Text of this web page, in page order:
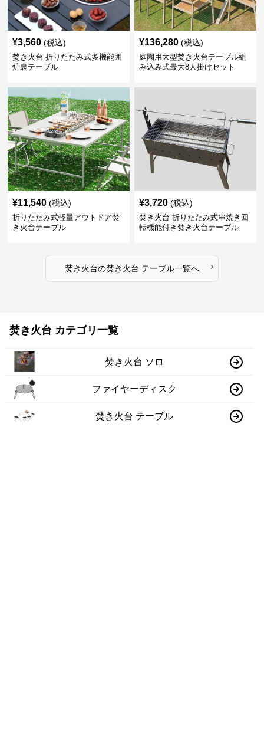
¥3,560 (税込)
焚き火台 折りたたみ式多機能囲
炉裏テーブル
¥136,280 (税込)
庭園用大型焚き火台テーブル組
み込み式最大8人掛けセット
¥11,540 (税込)
折りたたみ式軽量アウトドア焚
き火台テーブル
¥3,720 (税込)
焚き火台 折りたたみ式串焼き回
転機能付き焚き火台テーブル
焚き火台の焚き火台 テーブル一覧へ ›
焚き火台 カテゴリ一覧
焚き火台 ソロ
ファイヤーディスク
焚き火台 テーブル